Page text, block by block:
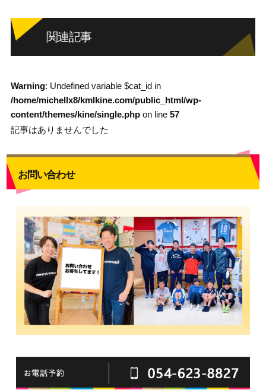
関連記事
Warning: Undefined variable $cat_id in
/home/michellx8/kmlkine.com/public_html/wp-
content/themes/kine/single.phpon line 57
記事はありませんでした
お問い合わせ